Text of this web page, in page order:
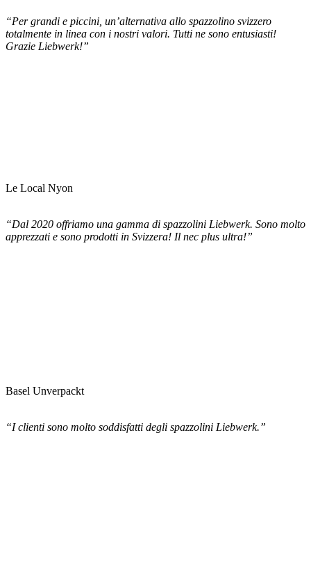
“Per grandi e piccini, un’alternativa allo spazzolino svizzero
totalmente in linea con i nostri valori. Tutti ne sono entusiasti!
Grazie Liebwerk!”
Le Local Nyon
“Dal 2020 offriamo una gamma di spazzolini Liebwerk. Sono molto
apprezzati e sono prodotti in Svizzera! Il nec plus ultra!”
Basel Unverpackt
“I clienti sono molto soddisfatti degli spazzolini Liebwerk.”